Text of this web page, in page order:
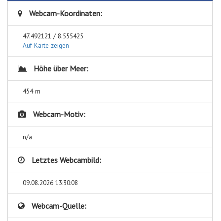
Webcam-Koordinaten:
47.492121 / 8.555425
Auf Karte zeigen
Höhe über Meer:
454 m
Webcam-Motiv:
n/a
Letztes Webcambild:
09.08.2026 13:30:08
Webcam-Quelle: